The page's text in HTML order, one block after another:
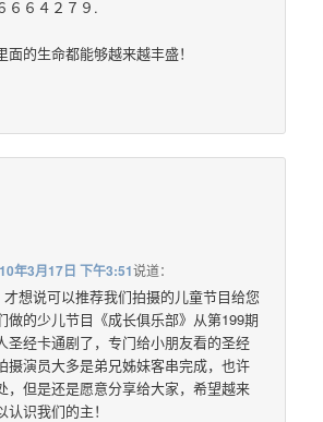
６６４２７９.
的生命都能够越来越丰盛！
年3月17日 下午3:51说道：
想说可以推荐我们拍摄的儿童节目给您
做的少儿节目《成长俱乐部》从第199期
圣经卡通剧了，专门给小朋友看的圣经
摄演员大多是弟兄姊妹客串完成，也许
，但是还是愿意分享给大家，希望越来
识我们的主！